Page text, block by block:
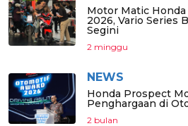
Motor Matic
2026, Vario Series
Segini
2 minggu
NEWS
Honda Prospect
Penghargaan di
2 bulan